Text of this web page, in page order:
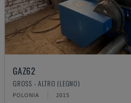
GAZ62
GROSS - ALTRO (LEGNO)
POLONIA 2015